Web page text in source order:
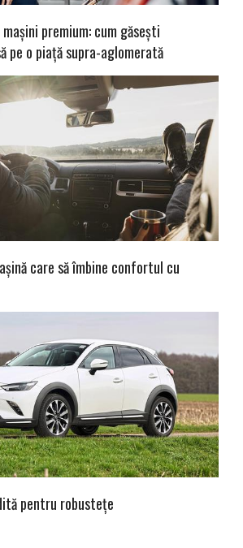
premium: cum găsești
pe o piață supra-aglomerată
care să îmbine confortul cu
pentru robustețe